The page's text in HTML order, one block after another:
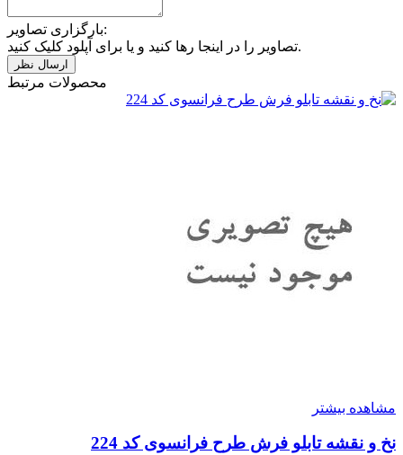
بارگزاری تصاویر:
تصاویر را در اینجا رها کنید و یا برای آپلود کلیک کنید.
محصولات مرتبط
مشاهده بیشتر
نخ و نقشه تابلو فرش طرح فرانسوی کد 224